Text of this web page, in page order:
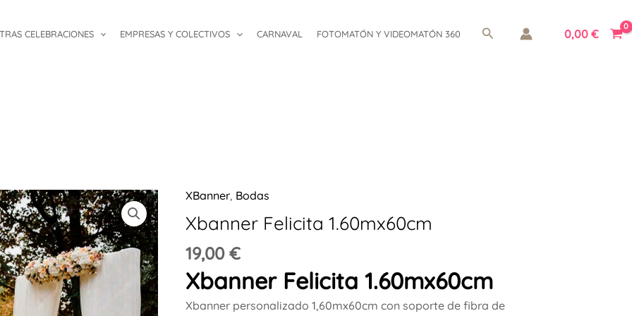
CELEBRACIONES EMPRESAS Y COLECTIVOS CARNAVAL FOTOMATÓN Y VIDEOMATÓN 360 Buscar 0,00 €
XBanner, Bodas
Xbanner Felicita 1.60mx60cm
19,00€
Xbanner Felicita 1.60mx60cm
Xbanner personalizado 1,60mx60cm con soporte de fibra de
Xbanner
Felicita
cantidad